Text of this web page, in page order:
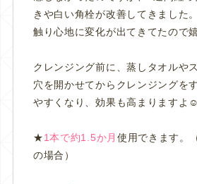
きや白い角栓が改善してきました。
触り心地に変化が出てきてたので
クレンジング前に、蒸しタオルや
穴を開かせてからクレンジングを
やすくなり、効果も高まりますよ☺️
★1本で約1.5か月 使用できます。
の場合）